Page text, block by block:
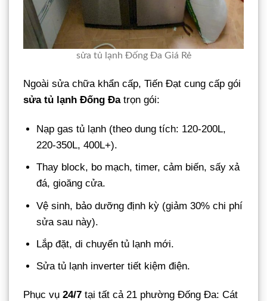
sửa tủ lạnh Đống Đa Giá Rẻ
Ngoài sửa chữa khẩn cấp, Tiến Đạt cung cấp gói
sửa tủ lạnh Đống Đatrọn gói:
Nạp gas tủ lạnh (theo dung tích: 120-200L,
220-350L, 400L+).
Thay block, bo mạch, timer, cảm biến, sấy xả
đá, gioăng cửa.
Vệ sinh, bảo dưỡng định kỳ (giảm 30% chi phí
sửa sau này).
Lắp đặt, di chuyển tủ lạnh mới.
Sửa tủ lạnh inverter tiết kiệm điện.
Phục vụ 24/7 tại tất cả 21 phường Đống Đa: Cát